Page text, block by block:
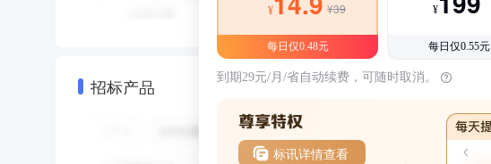
招标产品
¥ ¥39
每日仅0.48元
¥
每日仅0.55元
到期29元/月/省自动续费，可随时取消。
标讯详情查看